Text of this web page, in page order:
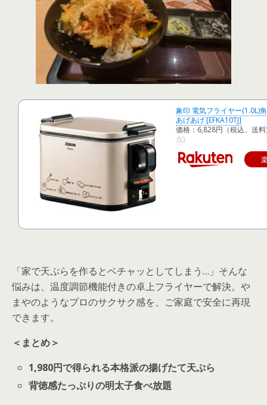
象印 電気フライヤー(1.0L)
あげあげ [EFKA10TJ]
価格：6,828円（税込、送料
点)
「家で天ぷらを作るとベチャッとしてしまう…」そんな
悩みは、温度調節機能付きの卓上フライヤーで解決。や
まやのようなプロのサクサク感を、ご家庭で安全に再現
できます。
＜まとめ＞
1,980円で得られる本格派の揚げたて天ぷら
背徳感たっぷりの明太子食べ放題